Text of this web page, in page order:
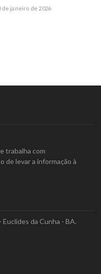
de janeiro de 2026
trabalha com
de levar a informação à
Euclides da Cunha - BA.